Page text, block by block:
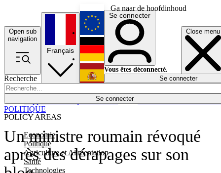
Ga naar de hoofdinhoud
Open sub
navigation
Close menu
Recherche
Se connecter
POLICY AREAS
Economie
Politique
Agriculture et Alimentation
Santé
Technologies
Économie
Français
English
Deutsch
Español
Se connecter
Vous êtes déconnecté.
Se connecter
Un ministre roumain révoqué
après des dérapages sur son
POLITIQUE